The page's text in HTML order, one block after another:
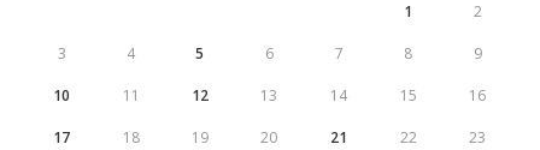
1 2
3 4 5 6 7 8 9
10 11 12 13 14 15 16
17 18 19 20 21 22 23